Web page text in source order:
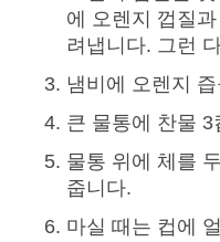
에 오렌지 껍질
려냅니다. 그런
냄비에 오렌지
큰 물통에 찬물
물통 위에 체를
줍니다.
마실 때는 컵에